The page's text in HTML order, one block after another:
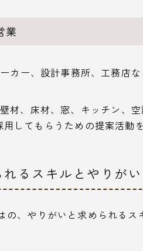
業
カー、設計事務所、工務店
材、床材、窓、キッチン、
してもらうための提案活動
るスキルとやりがい
、やりがいと求められるス